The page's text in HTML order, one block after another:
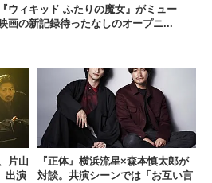
ウィキッド ふたりの魔女』がミュー
画の新記録待ったなしのオープニ...
片山
出演
『正体』横浜流星×森本慎太郎が
対談。共演シーンでは「お互い言